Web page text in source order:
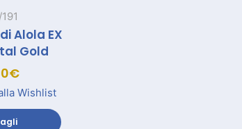
Alola EX
Gold
€
Wishlist